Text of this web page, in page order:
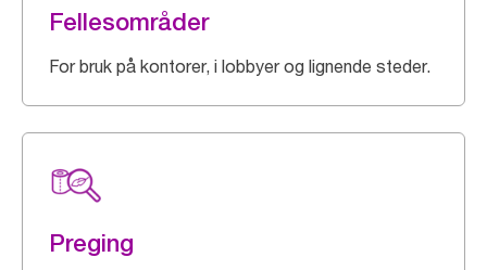
Fellesområder
For bruk på kontorer, i lobbyer og lignende steder.
Preging